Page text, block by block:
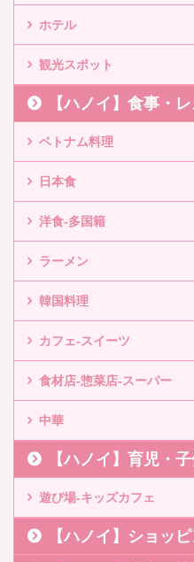
ホテル
観光スポット
【ハノイ】食事・
ベトナム料理
日本食
洋食-多国籍
ラーメン
韓国料理
カフェ-スイーツ
食材店-惣菜店-スーパー
中華
【ハノイ】育児・
遊び場-キッズカフェ
【ハノイ】ショッ